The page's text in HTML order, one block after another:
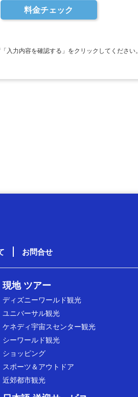
料金チェック
入力内容を確認する」をクリックしてください。
お問合せ
現地 ツアー
ディズニーワールド観光
ユニバーサル観光
ケネディ宇宙スセンター観光
シーワールド観光
ショッピング
スポーツ＆アウトドア
近郊都市観光